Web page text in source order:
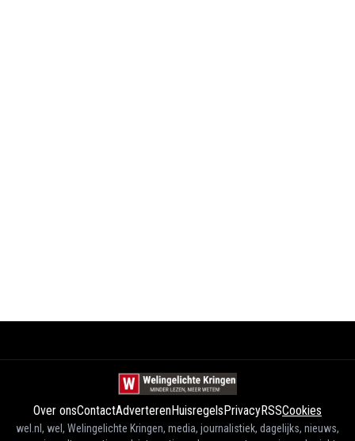
Over onsContactAdverterenHuisregelsPrivacyRSSCookies
wel.nl, wel, Welingelichte Kringen, media, journalistiek, dagelijks, nieuws,